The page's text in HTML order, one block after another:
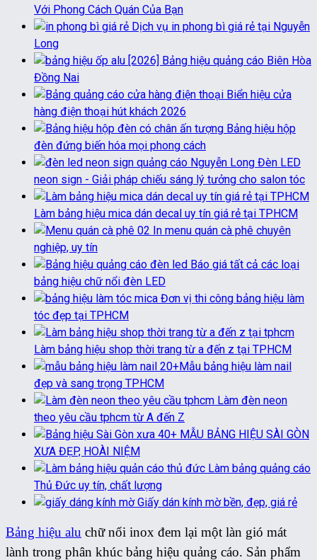
Với Phong Cách Quán Của Bạn
Dịch vụ in phong bì giá rẻ tại Nguyễn
Long
[2026] Bảng hiệu quảng cáo Biên Hòa
Đồng Nai
Biển hiệu cửa
hàng điện thoại hút khách 2026
Bảng hiệu hộp
đèn đứng biến hóa mọi phong cách
Đèn LED
neon sign - Giải pháp chiếu sáng lý tưởng cho salon tóc
Làm bảng hiệu mica dán decal uy tín giá rẻ tại TPHCM
In menu quán cà phê chuyên
nghiệp, uy tín
Báo giá tất cả các loại
bảng hiệu chữ nổi đèn LED
Đơn vị thi công bảng hiệu làm
tóc đẹp tại TPHCM
Làm bảng hiệu shop thời trang từ a đến z tại TPHCM
20+Mẫu bảng hiệu làm nail
đẹp và sang trọng TPHCM
Làm đèn neon
theo yêu cầu tphcm từ A đến Z
40+ MẪU BẢNG HIỆU SÀI GÒN
XƯA ĐẸP, HOÀI NIỆM
Làm bảng quảng cáo
Thủ Đức uy tín, chất lượng
Giấy dán kính mờ bền, đẹp, giá rẻ
Bảng hiệu alu chữ nổi inox đem lại một làn gió mát
lành trong phân khúc bảng hiệu quảng cáo. Sản phẩm